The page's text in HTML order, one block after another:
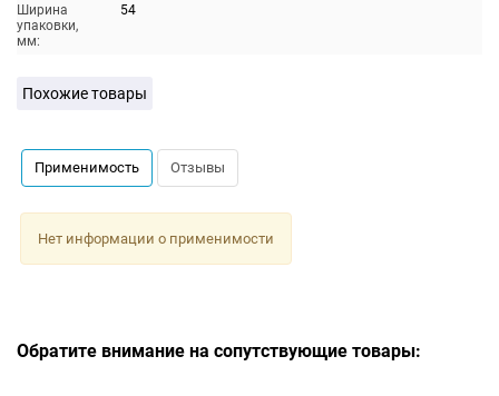
Ширина
упаковки,
мм:
54
Похожие товары
Применимость Отзывы
Нет информации о применимости
Обратите внимание на сопутствующие товары: